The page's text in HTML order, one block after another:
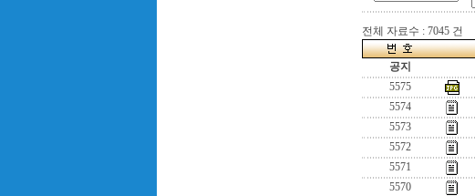
전체 자료수 : 7045 건
공지
5575
5574
5573
5572
5571
5570